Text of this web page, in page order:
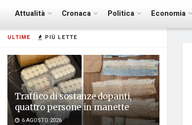
ULTIME PIÙ LETTE
Traffico di sostanze dopanti,
quattro persone in manette
6 AGOSTO 2026
Attualità Cronaca Politica Economia